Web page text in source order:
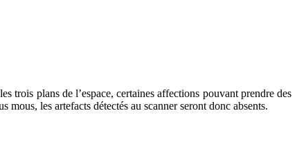
trois plans de l’espace, certaines affections pouvant prendre des
mous, les artefacts détectés au scanner seront donc absents.